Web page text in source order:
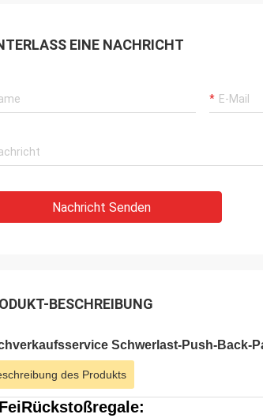
EINE NACHRICHT
Nachricht Senden
BESCHREIBUNG
Schwerlast-Push-Back-
des Produkts
Rückstoßregale: